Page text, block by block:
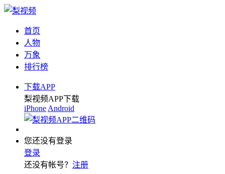
首页
人物
万象
排行榜
下载APP
梨视频APP下载
iPhone Android
您还没有登录
登录
还没有帐号？ 注册